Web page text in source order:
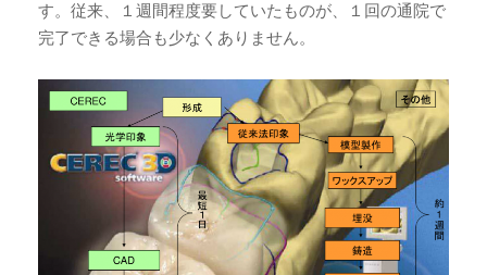
す。従来、１週間程度要していたものが、１回の通院で
完了できる場合も少なくありません。